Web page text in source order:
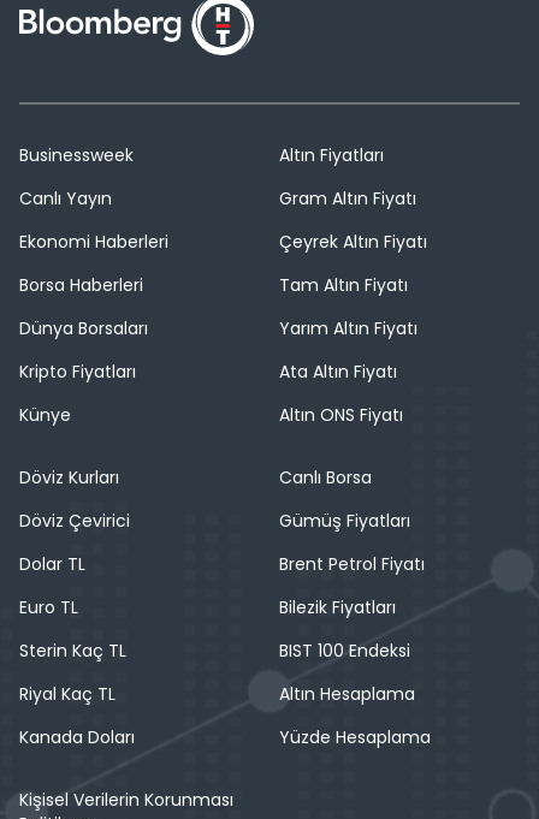
Businessweek
Canlı Yayın
Ekonomi Haberleri
Borsa Haberleri
Dünya Borsaları
Kripto Fiyatları
Künye
Altın Fiyatları
Gram Altın Fiyatı
Çeyrek Altın Fiyatı
Tam Altın Fiyatı
Yarım Altın Fiyatı
Ata Altın Fiyatı
Altın ONS Fiyatı
Döviz Kurları
Döviz Çevirici
Dolar TL
Euro TL
Sterin Kaç TL
Riyal Kaç TL
Kanada Doları
Canlı Borsa
Gümüş Fiyatları
Brent Petrol Fiyatı
Bilezik Fiyatları
BIST 100 Endeksi
Altın Hesaplama
Yüzde Hesaplama
Kişisel Verilerin Korunması